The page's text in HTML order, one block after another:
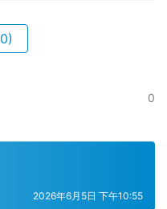
0
2026年6月5日 下午10:55